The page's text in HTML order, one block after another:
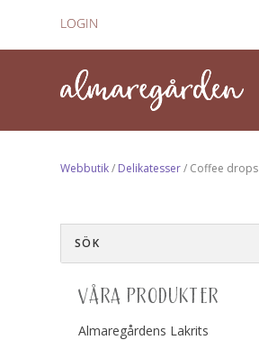
LOGIN
Webbutik/ Delikatesser/ Coffee drops
VÅRA PRODUKTER
Almaregårdens Lakrits